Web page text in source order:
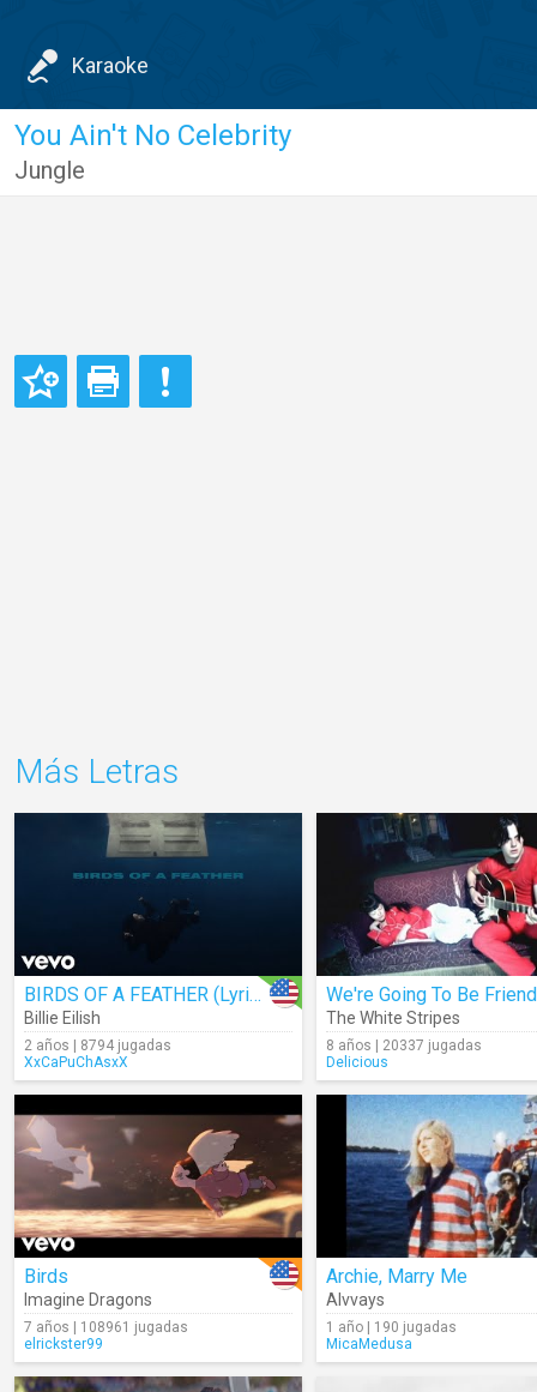
Karaoke
You Ain't No Celebrity
Jungle
Más Letras
BIRDS OF A FEATHER (Lyrics)
Billie Eilish
2 años | 8794 jugadas
XxCaPuChAsxX
We're Going To Be
The White Stripes
8 años | 20337 jugadas
Delicious
Birds
Imagine Dragons
7 años | 108961 jugadas
elrickster99
Archie, Marry Me
Alvvays
1 año | 190 jugadas
MicaMedusa